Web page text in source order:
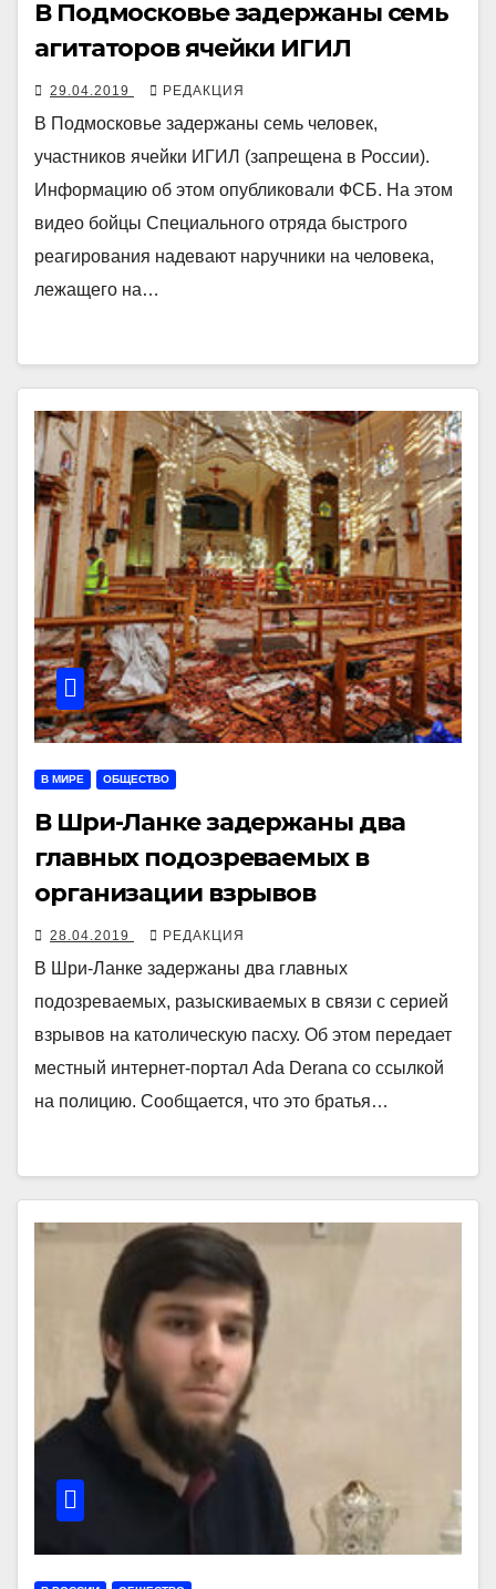
В Подмосковье задержаны семь
агитаторов ячейки ИГИЛ
29.04.2019 РЕДАКЦИЯ
В Подмосковье задержаны семь человек,
участников ячейки ИГИЛ (запрещена в России).
Информацию об этом опубликовали ФСБ. На этом
видео бойцы Специального отряда быстрого
реагирования надевают наручники на человека,
лежащего на…
В МИРЕ ОБЩЕСТВО
В Шри-Ланке задержаны два
главных подозреваемых в
организации взрывов
28.04.2019 РЕДАКЦИЯ
В Шри-Ланке задержаны два главных
подозреваемых, разыскиваемых в связи с серией
взрывов на католическую пасху. Об этом передает
местный интернет-портал Ada Derana со ссылкой
на полицию. Сообщается, что это братья…